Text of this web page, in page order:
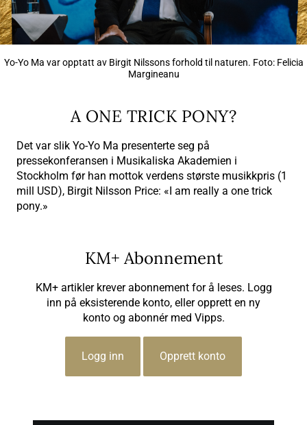
Yo-Yo Ma var opptatt av Birgit Nilssons forhold til naturen. Foto: Felicia
Margineanu
A ONE TRICK PONY?
Det var slik Yo-Yo Ma presenterte seg på
pressekonferansen i Musikaliska Akademien i
Stockholm før han mottok verdens største musikkpris (1
mill USD), Birgit Nilsson Price: «I am really a one trick
pony.»
KM+ Abonnement
KM+ artikler krever abonnement for å leses. Logg
inn på eksisterende konto, eller opprett en ny
konto og abonnér med Vipps.
Logg inn Opprett konto